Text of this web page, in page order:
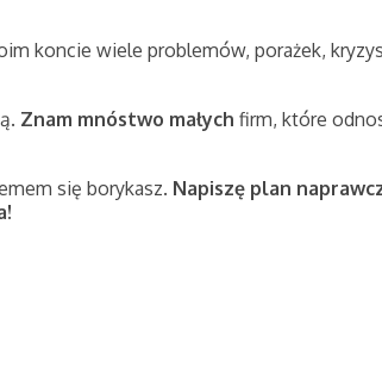
koncie wiele problemów, porażek,
Znam mnóstwo małych firm, które
się borykasz. Napiszę plan